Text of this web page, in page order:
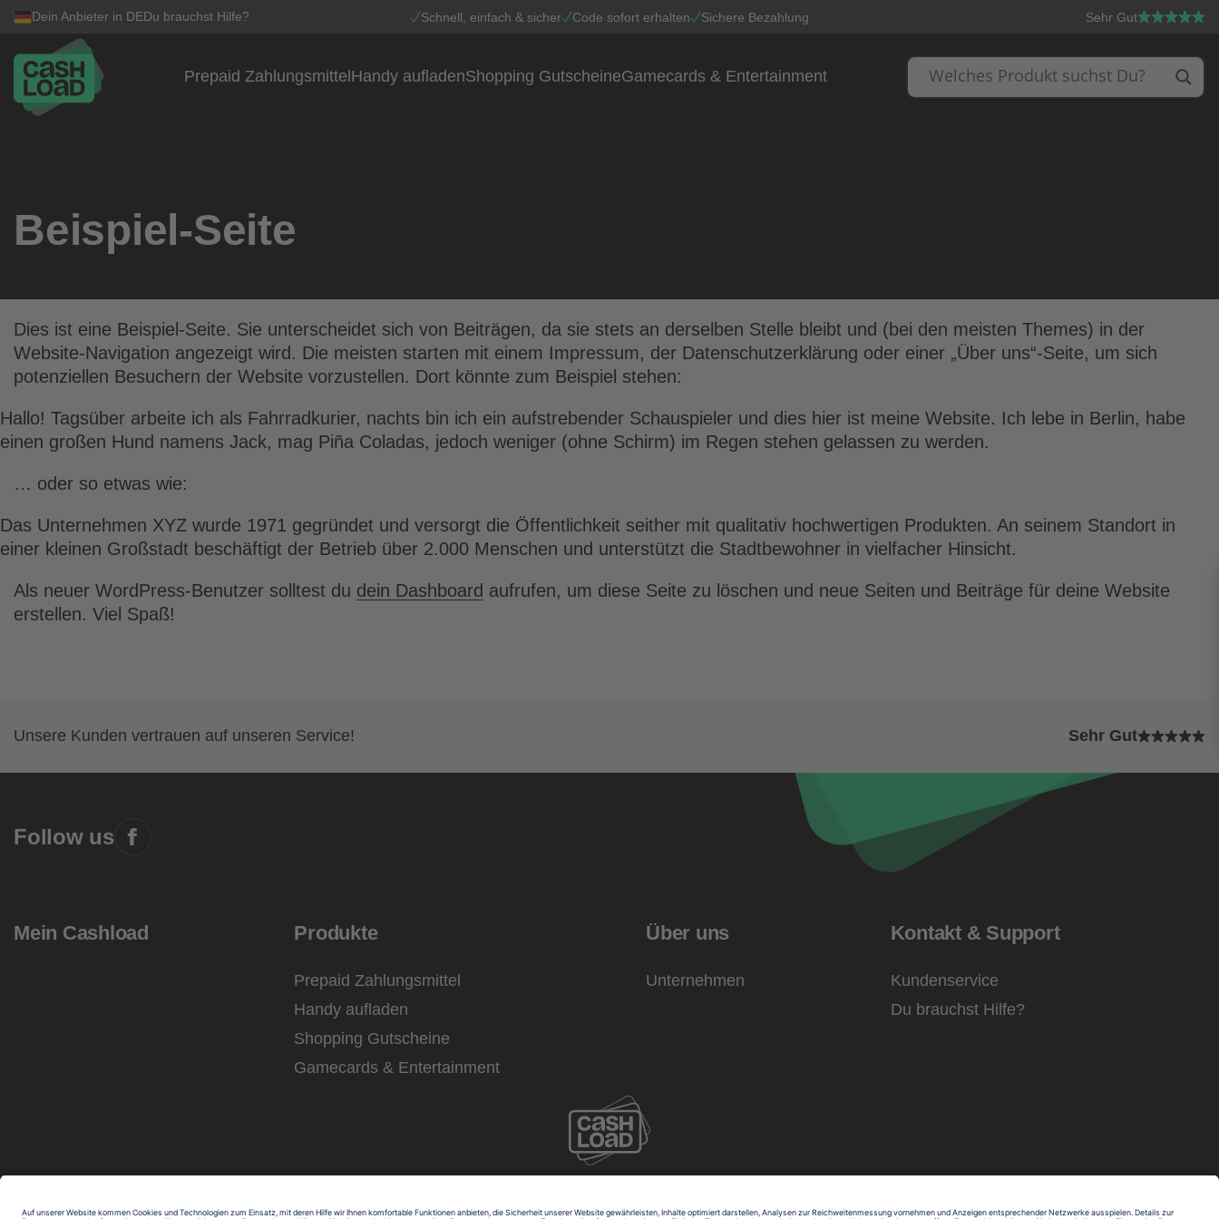
Dein Anbieter in DEDu brauchst Hilfe? Schnell, einfach & sicher Code sofort erhalten Sichere Bezahlung Sehr Gut
Prepaid Zahlungsmittel Handy aufladenShopping GutscheineGamecards & Entertainment
Beispiel-Seite
Dies ist eine Beispiel-Seite. Sie unterscheidet sich von Beiträgen, da sie stets an derselben Stelle bleibt und (bei den meisten Themes) in der
Website-Navigation angezeigt wird. Die meisten starten mit einem Impressum, der Datenschutzerklärung oder einer „Über uns“-Seite, um sich
potenziellen Besuchern der Website vorzustellen. Dort könnte zum Beispiel stehen:
Hallo! Tagsüber arbeite ich als Fahrradkurier, nachts bin ich ein aufstrebender Schauspieler und dies hier ist meine Website. Ich lebe in Berlin, habe
einen großen Hund namens Jack, mag Piña Coladas, jedoch weniger (ohne Schirm) im Regen stehen gelassen zu werden.
… oder so etwas wie:
Das Unternehmen XYZ wurde 1971 gegründet und versorgt die Öffentlichkeit seither mit qualitativ hochwertigen Produkten. An seinem Standort in
einer kleinen Großstadt beschäftigt der Betrieb über 2.000 Menschen und unterstützt die Stadtbewohner in vielfacher Hinsicht.
Als neuer WordPress-Benutzer solltest du dein Dashboard aufrufen, um diese Seite zu löschen und neue Seiten und Beiträge für deine Website
erstellen. Viel Spaß!
Unsere Kunden vertrauen auf unseren Service! Sehr Gut
Follow us
Mein Cashload Produkte
Prepaid Zahlungsmittel
Handy aufladen
Shopping Gutscheine
Gamecards & Entertainment
Über uns
Unternehmen
Kontakt & Support
Kundenservice
Du brauchst Hilfe?